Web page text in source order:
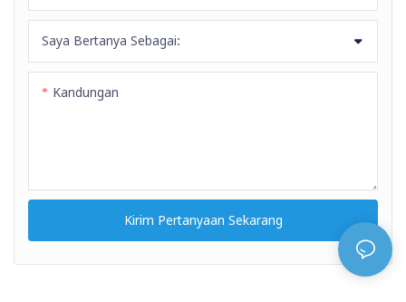
Saya Bertanya Sebagai:
Kandungan
Kirim Pertanyaan Sekarang
Modern dengan Eksterior
Halus Berwarna Perak dapat
disesuaikan sesuai kebutuhan